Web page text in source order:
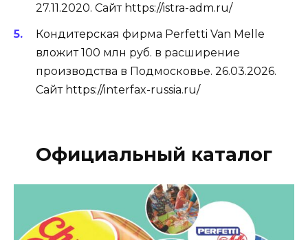
27.11.2020. Сайт https://istra-adm.ru/
Кондитерская фирма Perfetti Van Melle
вложит 100 млн руб. в расширение
производства в Подмосковье. 26.03.2026.
Сайт https://interfax-russia.ru/
Официальный каталог